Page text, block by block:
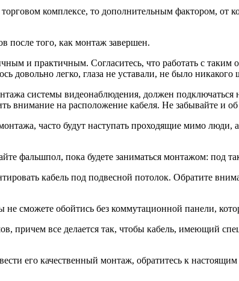
комплексе, то дополнительным фактором, от
после того, как монтаж завершен.
и практичным. Согласитесь, что работать с таким
довольно легко, глаза не уставали, не было
системы видеонаблюдения, должен
внимание на расположение кабеля. Не забывайте и
часто будут наступать проходящие мимо люди,
фальшпол, пока будете заниматься монтажом: под
кабель под подвесной потолок. Обратите
сможете обойтись без коммутационной панели,
причем все делается так, чтобы кабель, имеющий
его качественный монтаж, обратитесь к настоящим